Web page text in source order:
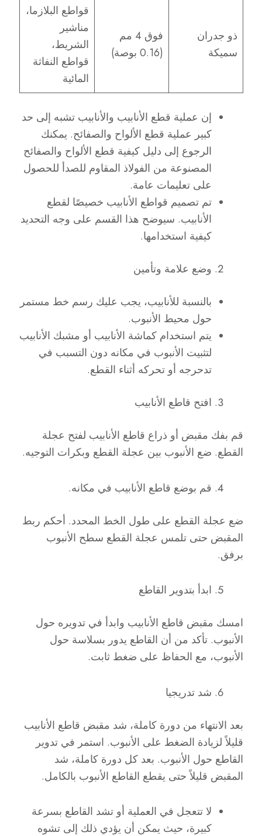
ذو جدران
سميكة
فوق 4 مم
(0.16 بوصة)
قواطع البلازما،
مناشير
الشريط،
قواطع النفاثة
المائية
إن عملية قطع الأنابيب والأنابيب تشبه إلى حد
كبير عملية قطع الألواح والصفائح. يمكنك
الرجوع إلى دليل كيفية قطع الألواح والصفائح
المصنوعة من الفولاذ المقاوم للصدأ للحصول
على تعليمات عامة.
تم تصميم قواطع الأنابيب خصيصًا لقطع
الأنابيب. سيوضح هذا القسم على وجه التحديد
كيفية استخدامها.
وضع علامة وتأمين
بالنسبة للأنابيب، يجب عليك رسم خط مستمر
حول محيط الأنبوب.
يتم استخدام كماشة الأنابيب أو مشبك الأنابيب
لتثبيت الأنبوب في مكانه دون التسبب في
تدحرجه أو تحركه أثناء القطع.
افتح قاطع الأنابيب
قم بفك مقبض أو ذراع قاطع الأنابيب لفتح عجلة
القطع. ضع الأنبوب بين عجلة القطع وبكرات التوجيه.
قم بوضع قاطع الأنابيب في مكانه.
ضع عجلة القطع على طول الخط المحدد. أحكم ربط
المقبض حتى تلمس عجلة القطع سطح الأنبوب
برفق.
ابدأ بتدوير القاطع
امسك مقبض قاطع الأنابيب وابدأ في تدويره حول
الأنبوب. تأكد من أن القاطع يدور بسلاسة حول
الأنبوب، مع الحفاظ على ضغط ثابت.
شد تدريجيا
بعد الانتهاء من دورة كاملة، شد مقبض قاطع الأنابيب
قليلاً لزيادة الضغط على الأنبوب. استمر في تدوير
القاطع حول الأنبوب. بعد كل دورة كاملة، شد
المقبض قليلاً حتى يقطع القاطع الأنبوب بالكامل.
لا تتعجل في العملية أو تشد القاطع بسرعة
كبيرة، حيث يمكن أن يؤدي ذلك إلى تشوه